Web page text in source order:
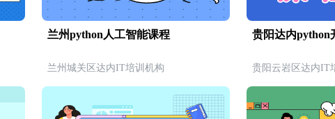
兰州python人工智能课程
兰州城关区达内IT培训机构
贵阳达内python
贵阳云岩区达内IT